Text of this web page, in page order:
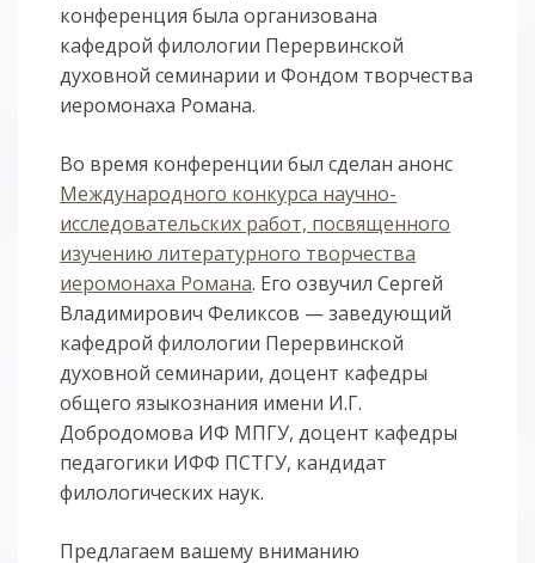
конференция была организована
кафедрой филологии Перервинской
духовной семинарии и Фондом творчества
иеромонаха Романа.
Во время конференции был сделан анонс
Международного конкурса научно-
исследовательских работ, посвященного
изучению литературного творчества
иеромонаха Романа. Его озвучил Сергей
Владимирович Феликсов — заведующий
кафедрой филологии Перервинской
духовной семинарии, доцент кафедры
общего языкознания имени И.Г.
Добродомова ИФ МПГУ, доцент кафедры
педагогики ИФФ ПСТГУ, кандидат
филологических наук.
Предлагаем вашему вниманию